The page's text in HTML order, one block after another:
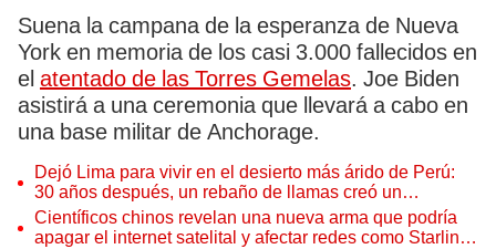
Suena la campana de la esperanza de Nueva
York en memoria de los casi 3.000 fallecidos en
el atentado de las Torres Gemelas. Joe Biden
asistirá a una ceremonia que llevará a cabo en
una base militar de Anchorage.
Dejó Lima para vivir en el desierto más árido de Perú:
30 años después, un rebaño de llamas creó un
sorprendente ecosistema
Científicos chinos revelan una nueva arma que podría
apagar el internet satelital y afectar redes como Starlink